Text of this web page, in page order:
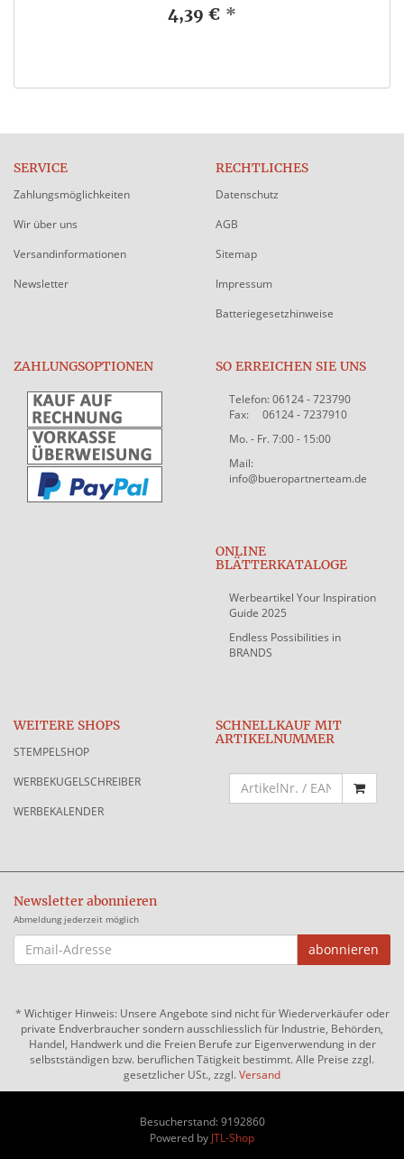
4,39 € *
SERVICE
Zahlungsmöglichkeiten
Wir über uns
Versandinformationen
Newsletter
RECHTLICHES
Datenschutz
AGB
Sitemap
Impressum
Batteriegesetzhinweise
ZAHLUNGSOPTIONEN SO ERREICHEN SIE UNS
Telefon: 06124 - 723790
Fax: 06124 - 7237910
Mo. - Fr. 7:00 - 15:00
Mail:
info@bueropartnerteam.de
ONLINE
BLÄTTERKATALOGE
Werbeartikel Your Inspiration
Guide 2025
Endless Possibilities in
BRANDS
WEITERE SHOPS
STEMPELSHOP
WERBEKUGELSCHREIBER
WERBEKALENDER
SCHNELLKAUF MIT
ARTIKELNUMMER
Newsletter abonnieren
Abmeldung jederzeit möglich
EMAIL-
ADRESSE
abonnieren
* Wichtiger Hinweis: Unsere Angebote sind nicht für Wiederverkäufer oder
private Endverbraucher sondern ausschliesslich für Industrie, Behörden,
Handel, Handwerk und die Freien Berufe zur Eigenverwendung in der
selbstständigen bzw. beruflichen Tätigkeit bestimmt. Alle Preise zzgl.
gesetzlicher USt., zzgl.Versand
Besucherstand: 9192860
Powered by JTL-Shop